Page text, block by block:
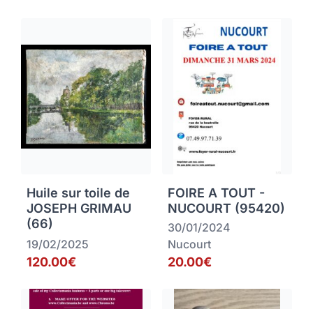
Huile sur toile de
JOSEPH GRIMAU
(66)
19/02/2025
120.00€
FOIRE A TOUT -
NUCOURT (95420)
30/01/2024
Nucourt
20.00€